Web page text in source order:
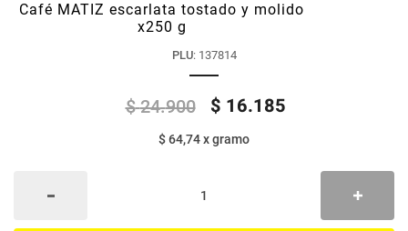
Café MATIZ escarlata tostado y molido
x250 g
PLU: 137814
$ 24.900 $ 16.185
$ 64,74xgramo